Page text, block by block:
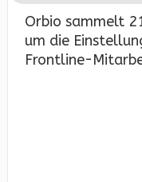
Orbio sammelt
um die
Frontline-